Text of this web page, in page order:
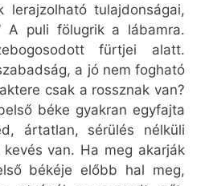
lerajzolható tulajdonságai,
A puli fölugrik a lábamra.
fürtjei alatt.
a jó nem fogható
csak a rossznak van?
béke gyakran egyfajta
ártatlan, sérülés nélküli
van. Ha meg akarják
békéje előbb hal meg,